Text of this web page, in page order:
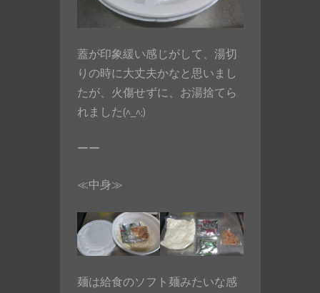
蓋が印象緩い感じがして、湯切
りの時に大丈夫かなと思いまし
たが、火傷せずに、お湯捨てら
れました(^_^;)
ーー
≪中身≫
麺は給食のソフト麺みたいな感